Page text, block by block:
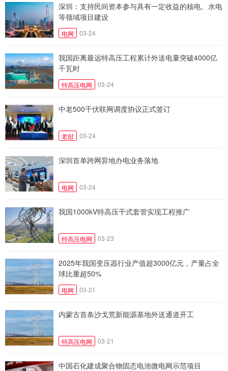
深圳：支持民间资本参与具有一定收益的核电、水电
等领域项目建设
电网 03-24
我国距离最远特高压工程累计外送电量突破4000亿
千瓦时
特高压电网 03-24
中老500千伏联网调度协议正式签订
老挝 03-24
深圳首单跨网异地办电业务落地
电网 03-24
我国1000kV特高压干式套管实现工程推广
特高压电网 03-23
2025年我国变压器行业产值超3000亿元，产量占全
球比重超50%
电网 03-21
内蒙古首条沙戈荒新能源基地外送通道开工
特高压电网 03-21
中国石化建成聚合物固态电池微电网示范项目